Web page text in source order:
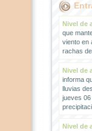
Nivel de
que
viento en
rachas
Nivel de
informa
lluvias
jueves
Nivel de